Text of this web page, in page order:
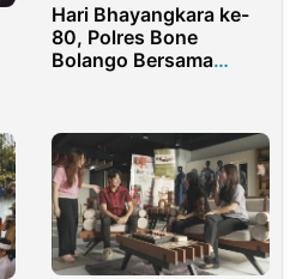
Hari Bhayangkara ke-
80, Polres Bone
Bolango Bersama